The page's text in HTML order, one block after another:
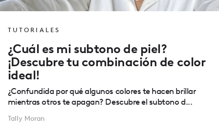
TUTORIALES
¿Cuál es mi subtono de piel?
¡Descubre tu combinación de color
ideal!
¿Confundida por qué algunos colores te hacen brillar
mientras otros te apagan? Descubre el subtono d...
Tally Moran